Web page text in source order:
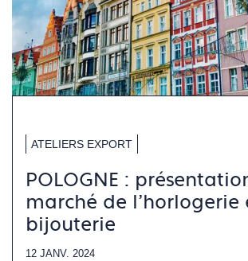
ATELIERS EXPORT
POLOGNE :
marché de l'horlogerie
bijouterie
12 JANV. 2024